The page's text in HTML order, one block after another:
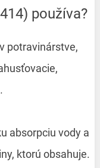
používa?
potravinárstve,
absorpciu vody a
ktorú obsahuje.